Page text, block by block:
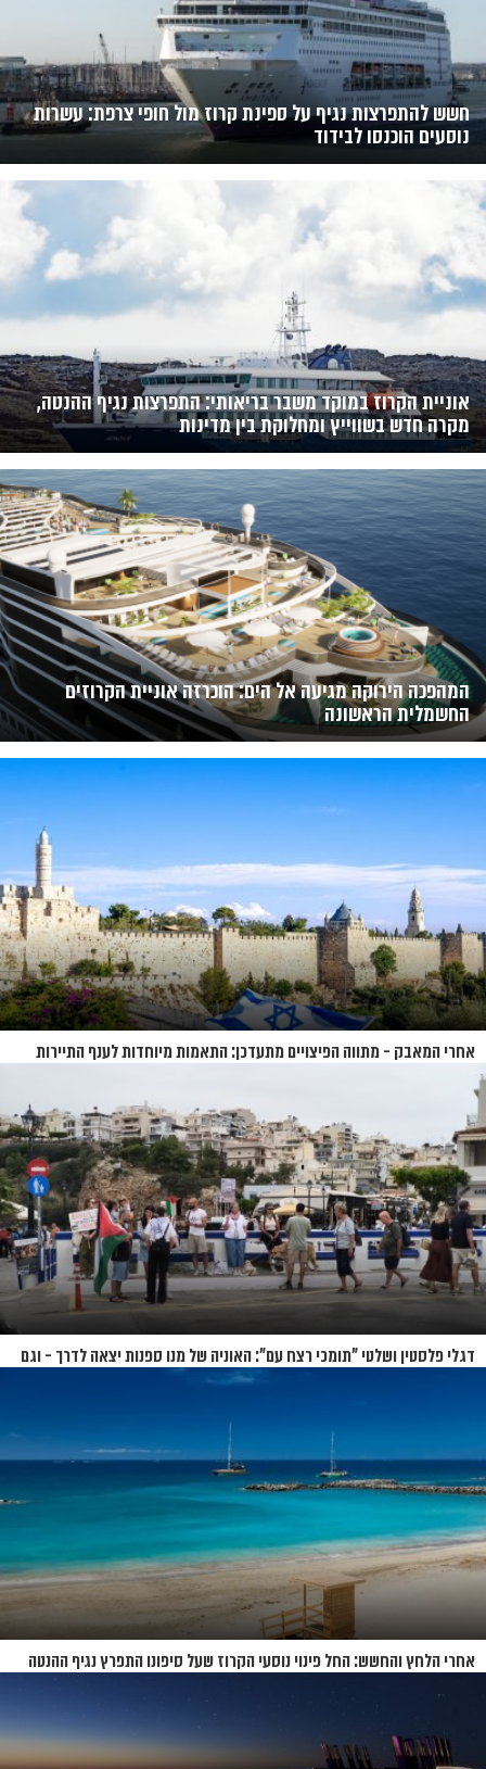
חשש להתפרצות נגיף על ספינת קרוז מול חופי צרפת: עשרות
נוסעים הוכנסו לבידוד
אוניית הקרוז במוקד משבר בריאותי: התפרצות נגיף ההנטה,
מקרה חדש בשווייץ ומחלוקת בין מדינות
המהפכה הירוקה מגיעה אל הים: הוכרזה אוניית הקרוזים
החשמלית הראשונה
אחרי המאבק - מתווה הפיצויים מתעדכן: התאמות מיוחדות לענף התיירות
דגלי פלסטין ושלטי "תומכי רצח עם": האוניה של מנו ספנות יצאה לדרך - וגם
אחרי הלחץ והחשש: החל פינוי נוסעי הקרוז שעל סיפונו התפרץ נגיף ההנטה